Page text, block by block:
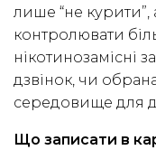
лише “не курити”,
контролювати
нікотинозамісні
дзвінок, чи
середовище для
Що записати в